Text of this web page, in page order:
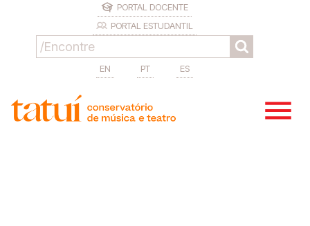
PORTAL DOCENTE
PORTAL ESTUDANTIL
EN PT ES